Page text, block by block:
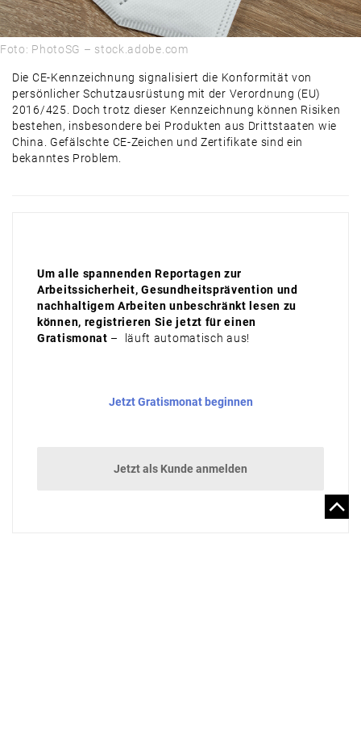
AUSBLICK
Foto: PhotoSG – stock.adobe.com
Die CE-Kennzeichnung signalisiert die Konformität von
persönlicher Schutzausrüstung mit der Verordnung (EU)
2016/425. Doch trotz dieser Kennzeichnung können Risiken
bestehen, insbesondere bei Produkten aus Drittstaaten wie
China. Gefälschte CE-Zeichen und Zertifikate sind ein
bekanntes Problem.
Um alle spannenden Reportagen zur
Arbeitssicherheit, Gesundheitsprävention und
nachhaltigem Arbeiten unbeschränkt lesen zu
können, registrieren Sie jetzt für einen
Gratismonat – läuft automatisch aus!
Jetzt Gratismonat beginnen
Jetzt als Kunde anmelden